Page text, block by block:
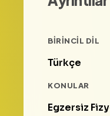
BIRINCIL DIL
Türkçe
KONULAR
Egzersiz